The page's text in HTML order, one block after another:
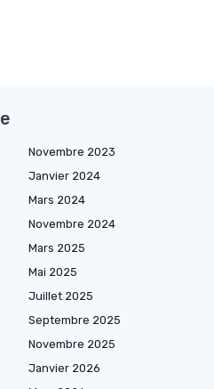
Novembre 2023
Janvier 2024
Mars 2024
Novembre 2024
Mars 2025
Mai 2025
Juillet 2025
Septembre 2025
Novembre 2025
Janvier 2026